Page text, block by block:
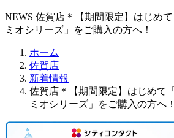
NEWS 佐賀店＊【期間限定】はじめ
ミオシリーズ」をご購入の方へ！
ホーム
佐賀店
新着情報
佐賀店＊【期間限定】はじめて
ミオシリーズ」をご購入の方へ！